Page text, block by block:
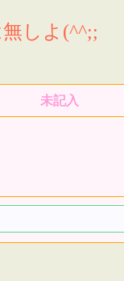
しよ(^^;;
未記入